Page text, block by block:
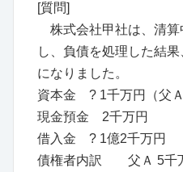
[質問]
株式会社甲社は、清算
し、負債を処理した結
になりました。
資本金 ? 1千万円（父Ａ
現金預金 2千万円
借入金 ? 1億2千万円
債権者内訳 父Ａ 5千